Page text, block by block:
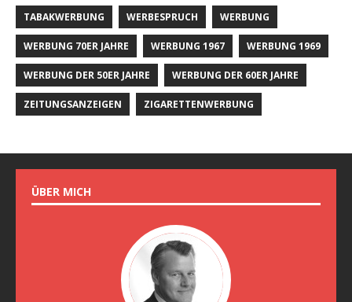
TABAKWERBUNG WERBESPRUCH WERBUNG
WERBUNG 70ER JAHRE WERBUNG 1967 WERBUNG 1969
WERBUNG DER 50ER JAHRE WERBUNG DER 60ER JAHRE
ZEITUNGSANZEIGEN ZIGARETTENWERBUNG
ÜBER MICH